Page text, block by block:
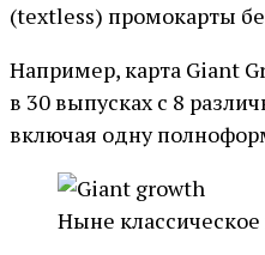
(textless) промокарты
Например, карта Giant
в 30 выпусках с 8
включая одну
Ныне